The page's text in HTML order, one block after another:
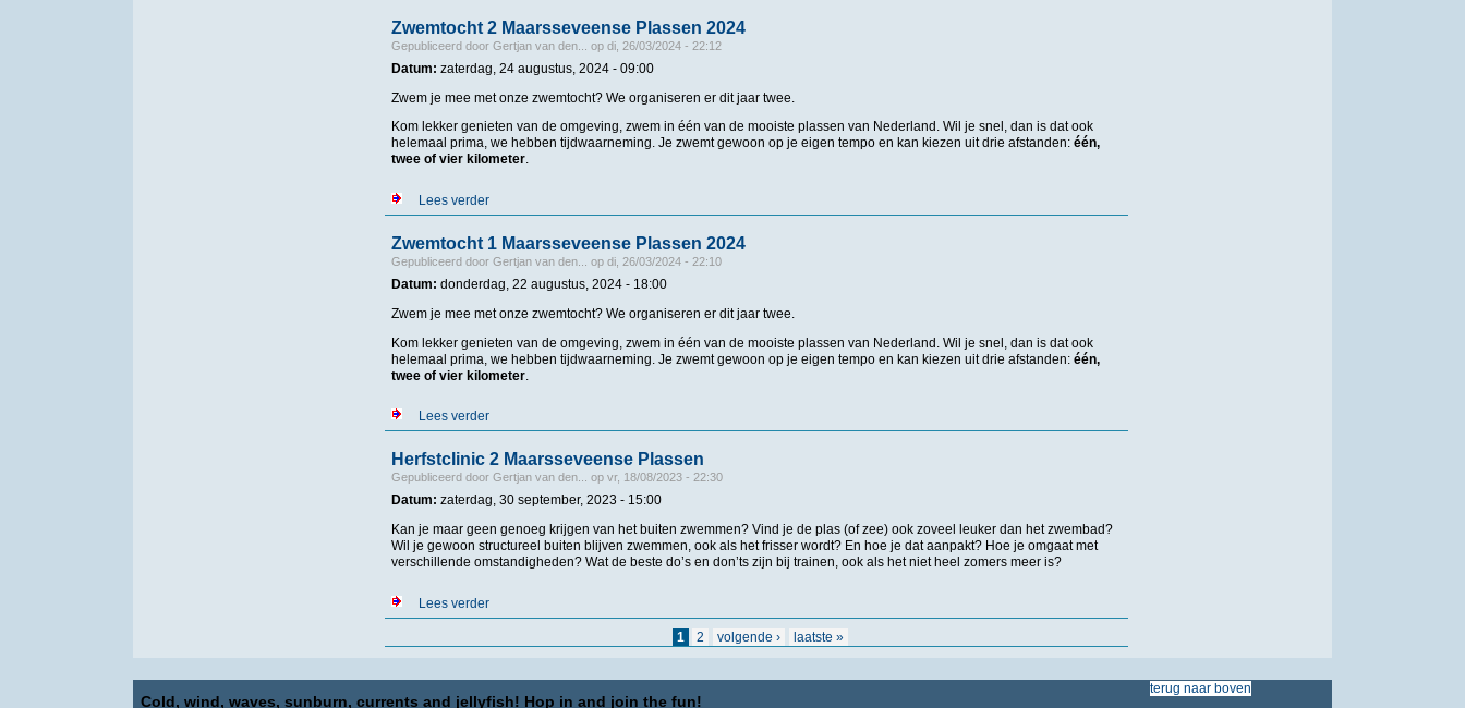
Zwemtocht 2 Maarsseveense Plassen 2024
Gepubliceerd door Gertjan van den... op di, 26/03/2024 - 22:12
Datum: zaterdag, 24 augustus, 2024 - 09:00
Zwem je mee met onze zwemtocht? We organiseren er dit jaar twee.
Kom lekker genieten van de omgeving, zwem in één van de mooiste plassen van Nederland. Wil je snel, dan is dat ook
helemaal prima, we hebben tijdwaarneming. Je zwemt gewoon op je eigen tempo en kan kiezen uit drie afstanden: één,
twee of vier kilometer.
Lees verderover Zwemtocht 2 Maarsseveense Plassen 2024
Zwemtocht 1 Maarsseveense Plassen 2024
Gepubliceerd door Gertjan van den... op di, 26/03/2024 - 22:10
Datum: donderdag, 22 augustus, 2024 - 18:00
Zwem je mee met onze zwemtocht? We organiseren er dit jaar twee.
Kom lekker genieten van de omgeving, zwem in één van de mooiste plassen van Nederland. Wil je snel, dan is dat ook
helemaal prima, we hebben tijdwaarneming. Je zwemt gewoon op je eigen tempo en kan kiezen uit drie afstanden: één,
twee of vier kilometer.
Lees verderover Zwemtocht 1 Maarsseveense Plassen 2024
Herfstclinic 2 Maarsseveense Plassen
Gepubliceerd door Gertjan van den... op vr, 18/08/2023 - 22:30
Datum: zaterdag, 30 september, 2023 - 15:00
Kan je maar geen genoeg krijgen van het buiten zwemmen? Vind je de plas (of zee) ook zoveel leuker dan het zwembad?
Wil je gewoon structureel buiten blijven zwemmen, ook als het frisser wordt? En hoe je dat aanpakt? Hoe je omgaat met
verschillende omstandigheden? Wat de beste do’s en don’ts zijn bij trainen, ook als het niet heel zomers meer is?
Lees verderover Herfstclinic 2 Maarsseveense Plassen
1 2 volgende › laatste »
Cold, wind, waves, sunburn, currents and jellyfish! Hop in and join the fun!
terug naar boven